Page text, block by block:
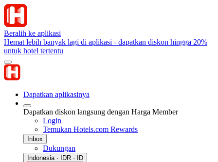
Beralih ke aplikasi
Hemat lebih banyak lagi di aplikasi - dapatkan diskon hingga 20%
untuk hotel tertentu
Dapatkan aplikasinya
Dapatkan diskon langsung dengan Harga Member
Login
Temukan Hotels.com Rewards
Inbox
Dukungan
Indonesia · IDR · ID